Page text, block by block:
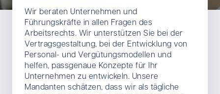
Wir beraten Unternehmen und
Führungskräfte in allen Fragen des
Arbeitsrechts. Wir unterstützen Sie bei der
Vertragsgestaltung, bei der Entwicklung von
Personal- und Vergütungsmodellen und
helfen, passgenaue Konzepte für Ihr
Unternehmen zu entwickeln. Unsere
Mandanten schätzen, dass wir als tägliche